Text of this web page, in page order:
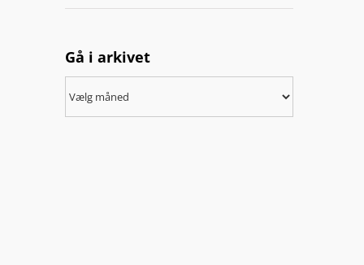
Gå i arkivet